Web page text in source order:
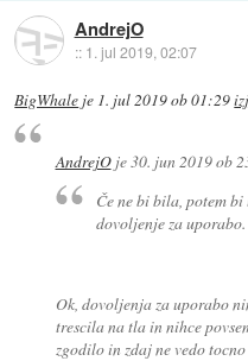
AndrejO
:: 1. jul 2019, 02:07
BigWhale je 1. jul 2019 ob 01:29
AndrejOje30. jun 2019 ob
Če ne bi bila, potem
dovoljenje za uporabo.
Ok, dovoljenja za uporabo
trescila na tla in nihce
zgodilo in zdaj ne vedo